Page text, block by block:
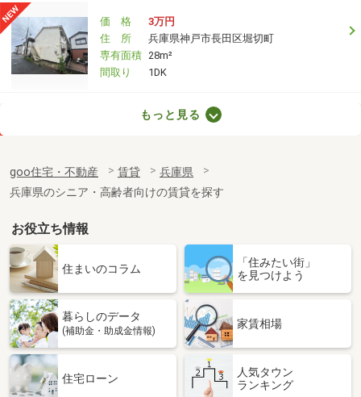
価 格
3万円
住 所
兵庫県神戸市長田区堀切町
専有面積 28m²
間取り
1DK
兵庫県尼崎市南武庫之荘８丁目
専有面積
81.19m²
間取り
3LDK
兵庫県西宮市甲子園五番町
価 格
兵庫県西宮市甲子園五番町
専有面積 51m²
間取り
兵庫県姫路市飾磨区構５
もっと見る
goo住宅・不動産 賃貸
兵庫県
兵庫県のシニア・高齢者向けの賃貸を探す
お役立ち情報
住まいのコラム
「住みたい街」
を見つけよう
暮らしのデータ
(補助金・助成金情報)
家賃相場
住宅ローン
人気タウン
ランキング